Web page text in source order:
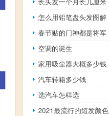
怎么用铅笔盘头发图解
春节贴的门神都是将军
空调的诞生
家用吸尘器大概多少钱
汽车转籍多少钱
选汽车怎样选
2021最流行的短发颜色